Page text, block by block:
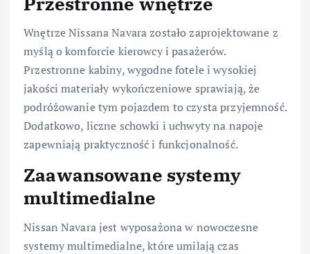
Wnętrze Nissana Navara zostało zaprojektowane z
myślą o komforcie kierowcy i pasażerów.
Przestronne kabiny, wygodne fotele i wysokiej
jakości materiały wykończeniowe sprawiają, że
podróżowanie tym pojazdem to czysta przyjemność.
Dodatkowo, liczne schowki i uchwyty na napoje
zapewniają praktyczność i funkcjonalność.
Zaawansowane systemy
multimedialne
Nissan Navara jest wyposażona w nowoczesne
systemy multimedialne, które umilają czas